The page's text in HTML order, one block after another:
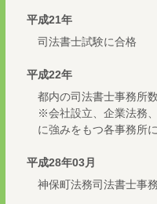
平成21年
司法書士試験に合格
平成22年
都内の司法書士事務所
※会社設立、企業法務
に強みをもつ各事務所
平成28年03月
神保町法務司法書士事